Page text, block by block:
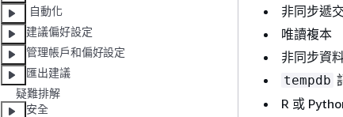
自動化
建議偏好設定
管理帳戶和偏好設定
匯出建議
疑難排解
安全
非同步遞
唯讀複本
非同步資
tempdb
R 或